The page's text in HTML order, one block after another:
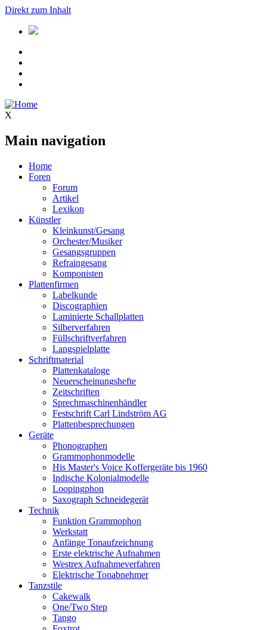
Direkt zum Inhalt
X
Main navigation
Home
Foren
Forum
Artikel
Lexikon
Künstler
Kleinkunst/Gesang
Orchester/Musiker
Gesangsgruppen
Refraingesang
Komponisten
Plattenfirmen
Labelkunde
Discographien
Laminierte Schallplatten
Silberverfahren
Füllschriftverfahren
Langspielplatte
Schriftmaterial
Plattenkataloge
Neuerscheinungshefte
Zeitschriften
Sprechmaschinenhändler
Festschrift Carl Lindström AG
Plattenbesprechungen
Geräte
Phonographen
Grammophonmodelle
His Master's Voice Koffergeräte bis 1960
Indische Kolonialmodelle
Loopingphon
Saxograph Schneidegerät
Technik
Funktion Grammophon
Werkstatt
Anfänge Tonaufzeichnung
Erste elektrische Aufnahmen
Westrex Aufnahmeverfahren
Elektrische Tonabnehmer
Tanzstile
Cakewalk
One/Two Step
Tango